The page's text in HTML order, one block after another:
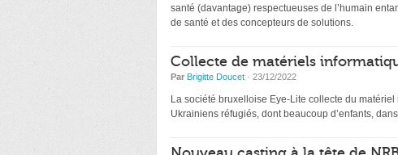
santé (davantage) respectueuses de l’humain
de santé et des concepteurs de solutions.
Collecte de matériels
Par Brigitte Doucet · 23/12/2022
La société bruxelloise Eye-Lite collecte du
Ukrainiens réfugiés, dont beaucoup d’enfants,